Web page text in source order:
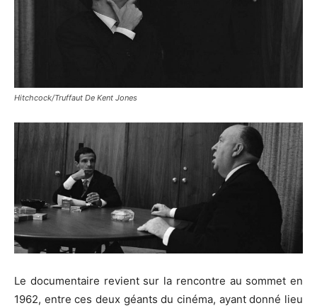
Hitchcock/Truffaut De Kent Jones
Le documentaire revient sur la rencontre au sommet en
1962, entre ces deux géants du cinéma, ayant donné lieu